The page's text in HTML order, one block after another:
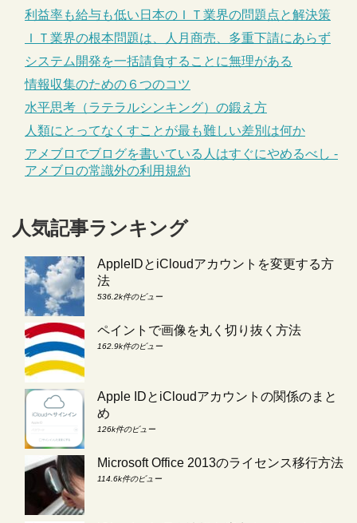
利益率も給与も低い日本のＩＴ業界の問題点と解決策
ＩＴ業界の根本問題は、人月商売、多重下請にあらず
システム開発を一括請負することに無理がある
情報収集のための６つのコツ
水平思考（ラテラルシンキング）の鍛え方
人類にとってなくすことが最も難しい差別は何か
アメブロでブログを書いている人はすぐにやめるべし -
アメブロの常識外の利用規約
人気記事ランキング
AppleIDとiCloudアカウントを変更する方
法
536.2k件のビュー
ペイントで画像を丸く切り抜く方法
162.9k件のビュー
Apple IDとiCloudアカウントの関係のまと
め
126k件のビュー
Microsoft Office 2013のライセンス移行方法
114.6k件のビュー